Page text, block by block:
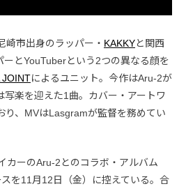
崎市出身のラッパー・ KAKKYと関西
ーとYouTuberという2つの異なる顔を
JOINTによるユニット。今作はAru-2が
写楽を迎えた1曲。カバー・アートワ
り、MVはLasgramが監督を務めてい
カーのAru-2とのコラボ・アルバム
スを11月12日（金）に控えている。合